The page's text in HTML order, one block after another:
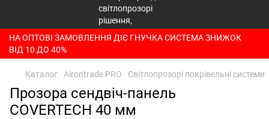
НА ОПТОВІ ЗАМОВЛЕННЯ ДІЄ ГНУЧКА СИСТЕМА ЗНИЖОК
ВІД 10 ДО 40%
Каталог Airontrade PRO Світлопрозорі покрівельні системи
Прозора сендвіч-панель
COVERTECH 40 мм